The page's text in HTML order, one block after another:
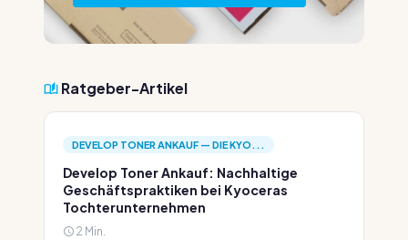
Ratgeber-Artikel
DEVELOP TONER ANKAUF — DIE KYO...
Develop Toner Ankauf: Nachhaltige
Geschäftspraktiken bei Kyoceras
Tochterunternehmen
2 Min.